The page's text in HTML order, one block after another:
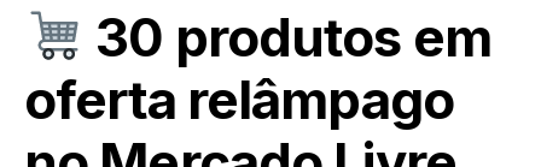
30 produtos em
oferta relâmpago